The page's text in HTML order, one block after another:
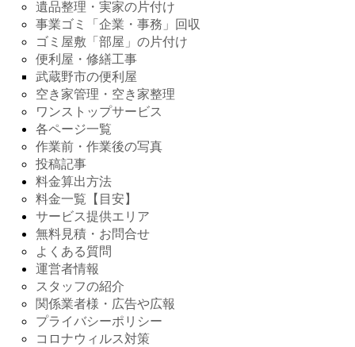
遺品整理・実家の片付け
事業ゴミ「企業・事務」回収
ゴミ屋敷「部屋」の片付け
便利屋・修繕工事
武蔵野市の便利屋
空き家管理・空き家整理
ワンストップサービス
各ページ一覧
作業前・作業後の写真
投稿記事
料金算出方法
料金一覧【目安】
サービス提供エリア
無料見積・お問合せ
よくある質問
運営者情報
スタッフの紹介
関係業者様・広告や広報
プライバシーポリシー
コロナウィルス対策